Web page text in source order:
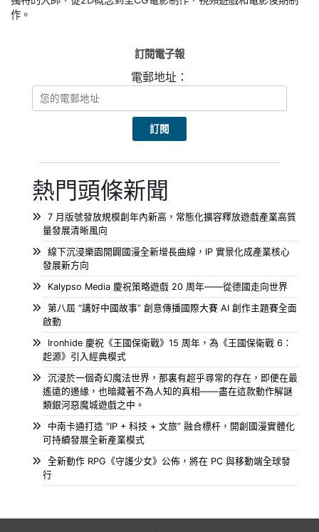
作。
訂閱電子報
電郵地址：
熱門頭條新聞
7 月版號發放規模創年內新高，常態化擴容釋放遊戲產業高質
量發展清晰風向
線下沉浸樂園開闢國漫全新增長曲線，IP 實景化成產業核心
發展新方向
Kalypso Media 慶祝策略遊戲 20 周年——從德國走向世界
第八屆 “講好中國故事” 創意傳播國際大賽 AI 創作主題賽全面
啟動
Ironhide 慶祝《王國保衛戰》15 周年，為《王國保衛戰 6：
起源》引入經典模式
沉浸於一個奇幻魔法世界，那裏有超乎尋常的存在，即便在最
遙遠的邊緣，也暗藏著不為人知的真相——盡在這款動作解謎
類銀河惡魔城遊戲之中。
中南卡通打造 “IP + 科技 + 文旅” 融合標杆，開創國漫實體化
可持續發展全新產業模式
全新動作 RPG《守護少女》公佈，將在 PC 與移動端全球發
行